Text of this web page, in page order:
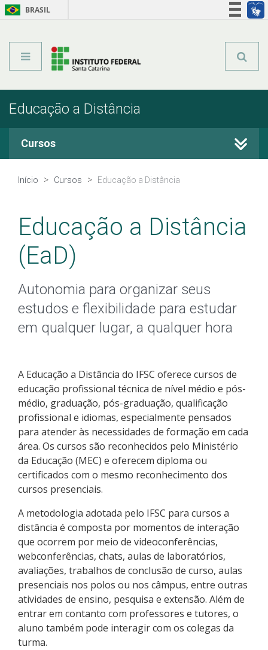
BRASIL
Educação a Distância
Cursos
Cursos Técnicos
Qualificação Profissional
Pós-graduação
Educação a Distância
Educação de Jovens e Adultos
PartiuIF
Parcerias
Processo de Inscrição
Resultados
Como posso estudar no IFSC?
Calendário de inscrições
Processos Seletivos
Cotas
Início Cursos Educação a Distância
Educação a Distância
(EaD)
Autonomia para organizar seus
estudos e flexibilidade para estudar
em qualquer lugar, a qualquer hora
A Educação a Distância do IFSC oferece cursos de
educação profissional técnica de nível médio e pós-
médio, graduação, pós-graduação, qualificação
profissional e idiomas, especialmente pensados
para atender às necessidades de formação em cada
área. Os cursos são reconhecidos pelo Ministério
da Educação (MEC) e oferecem diploma ou
certificados com o mesmo reconhecimento dos
cursos presenciais.
A metodologia adotada pelo IFSC para cursos a
distância é composta por momentos de interação
que ocorrem por meio de videoconferências,
webconferências, chats, aulas de laboratórios,
avaliações, trabalhos de conclusão de curso, aulas
presenciais nos polos ou nos câmpus, entre outras
atividades de ensino, pesquisa e extensão. Além de
entrar em contanto com professores e tutores, o
aluno também pode interagir com os colegas da
turma.